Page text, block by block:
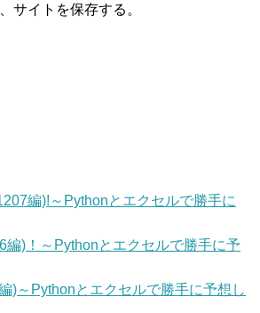
サイトを保存する。
編)!～Pythonとエクセルで勝手に
編)！～Pythonとエクセルで勝手に予
)～Pythonとエクセルで勝手に予想し